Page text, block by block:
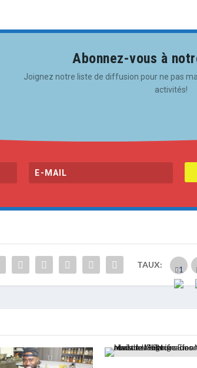
Abonnez-vous à
Joignez notre liste de diffusion pour ne pas
activités!
TAUX: